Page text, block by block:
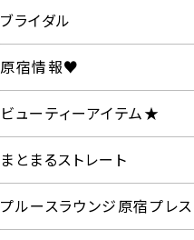
ブライダル
原宿情報♥
ビューティーアイテム★
まとまるストレート
プルースラウンジ原宿プレス